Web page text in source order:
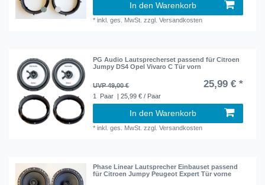
In den Warenkorb
*inkl. ges. MwSt. zzgl.Versandkosten
PG Audio Lautsprecherset passend für Citroen
Jumpy DS4 Opel Vivaro C Tür vorn
UVP 49,00 € 25,99 € *
1 Paar | 25,99 € / Paar
In den Warenkorb
*inkl. ges. MwSt. zzgl.Versandkosten
Phase Linear Lautsprecher Einbauset passend
für Citroen Jumpy Peugeot Expert Tür vorne